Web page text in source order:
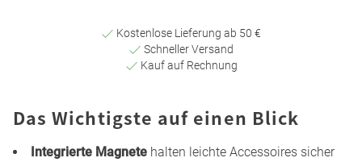
Kostenlose Lieferung ab 50 €
Schneller Versand
Kauf auf Rechnung
Das Wichtigste auf einen Blick
Integrierte Magnete halten leichte Accessoires sicher